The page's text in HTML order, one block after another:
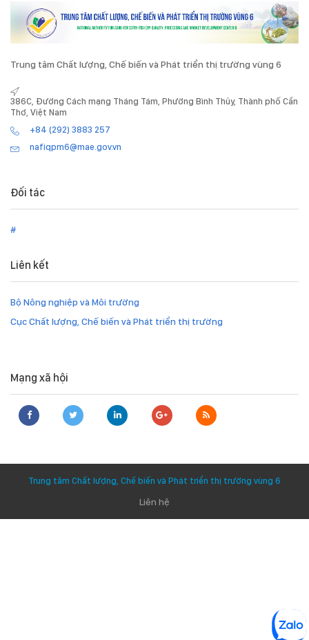
Trung tâm Chất lượng, Chế biến và Phát triển thị trường vùng 6
386C, Đường Cách mạng Tháng Tám, Phường Bình Thủy, Thành phố Cần
Thơ, Việt Nam
+84 (292) 3883 257
nafiqpm6@mae.gov.vn
Đối tác
#
Liên kết
Bộ Nông nghiệp và Môi trường
Cục Chất lượng, Chế biến và Phát triển thị trường
Mạng xã hội
Trung tâm Chất lượng, Chế biến và Phát triển thị trường vùng 6
Liên hệ